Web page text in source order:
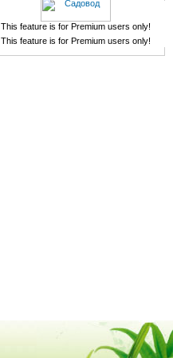
This feature is for Premium users only!
This feature is for Premium users only!